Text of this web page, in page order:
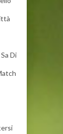
Di